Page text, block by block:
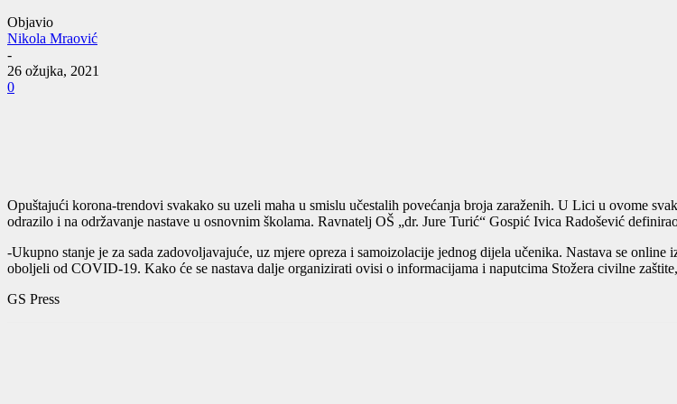
Objavio
Nikola Mraović
-
26 ožujka, 2021
0
Opuštajući korona-trendovi svakako su uzeli maha u smislu učestalih povećanja broja zaraženih. U Lici u ovome
odrazilo i na održavanje nastave u osnovnim školama. Ravnatelj OŠ „dr. Jure Turić“ Gospić Ivica Radošević
-Ukupno stanje je za sada zadovoljavajuće, uz mjere opreza i samoizolacije jednog dijela učenika. Nastava se
oboljeli od COVID-19. Kako će se nastava dalje organizirati ovisi o informacijama i naputcima Stožera civilne
GS Press